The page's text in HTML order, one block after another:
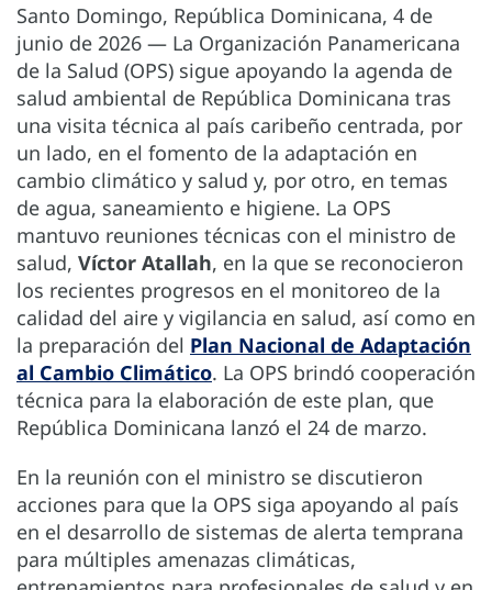
Santo Domingo, República Dominicana, 4 de
junio de 2026 — La Organización Panamericana
de la Salud (OPS) sigue apoyando la agenda de
salud ambiental de República Dominicana tras
una visita técnica al país caribeño centrada, por
un lado, en el fomento de la adaptación en
cambio climático y salud y, por otro, en temas
de agua, saneamiento e higiene. La OPS
mantuvo reuniones técnicas con el ministro de
salud, Víctor Atallah, en la que se reconocieron
los recientes progresos en el monitoreo de la
calidad del aire y vigilancia en salud, así como en
la preparación del Plan Nacional de Adaptación
al Cambio Climático. La OPS brindó cooperación
técnica para la elaboración de este plan, que
República Dominicana lanzó el 24 de marzo.
En la reunión con el ministro se discutieron
acciones para que la OPS siga apoyando al país
en el desarrollo de sistemas de alerta temprana
para múltiples amenazas climáticas,